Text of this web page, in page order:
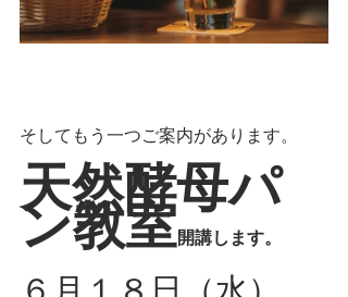
そしてもう一つご案内があります。
天然酵母パ
ン教室開講します。